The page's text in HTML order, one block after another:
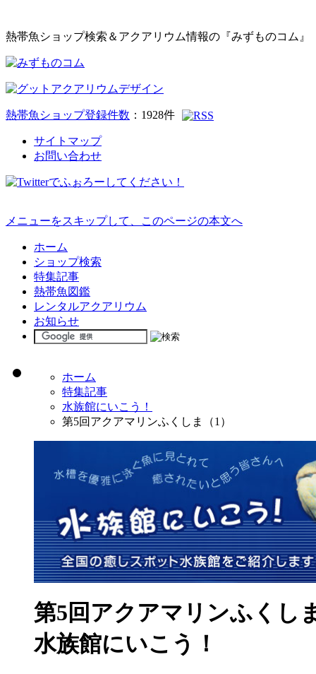
熱帯魚ショップ検索＆アクアリウム情報の『みずものコム』
熱帯魚ショップ登録件数 ： 1928件
サイトマップ
お問い合わせ
メニューをスキップして、このページの本文へ
ホーム
ショップ検索
特集記事
熱帯魚図鑑
レンタルアクアリウム
お知らせ
ホーム
特集記事
水族館にいこう！
第5回アクアマリンふくしま（1）
第5回アクアマリンふくし
水族館にいこう！